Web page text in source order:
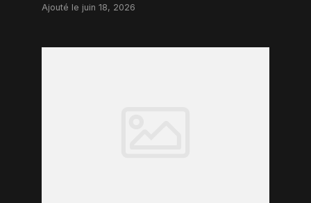
Ajouté le juin 18, 2026